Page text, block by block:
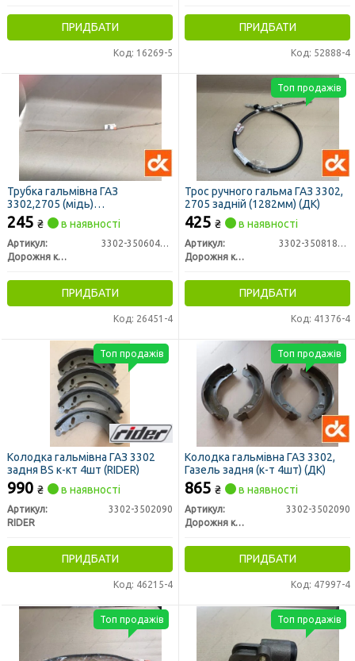
ПРИДБАТИ
Код: 16269-5
ПРИДБАТИ
Код: 52888-4
Трубка гальмівна ГАЗ
3302,2705 (мідь)
(задн.розводка права) L=885,
М10х1,25 <ДК>
245 ₴ в наявності
Артикул:
3302-3506040-01
Дорожня карта
ПРИДБАТИ
Код: 26451-4
Трос ручного гальма ГАЗ 3302,
2705 задній (1282мм) (ДК)
425 ₴ в наявності
Артикул:
3302-3508180-03
Дорожня карта
ПРИДБАТИ
Код: 41376-4
Топ продажів
Колодка гальмівна ГАЗ 3302
задня BS к-кт 4шт (RIDER)
990 ₴ в наявності
Артикул:
3302-3502090
RIDER
ПРИДБАТИ
Код: 46215-4
Топ продажів
Колодка гальмівна ГАЗ 3302,
Газель задня (к-т 4шт) (ДК)
865 ₴ в наявності
Артикул:
3302-3502090
Дорожня карта
ПРИДБАТИ
Код: 47997-4
Топ продажів
Топ продажів Топ продажів